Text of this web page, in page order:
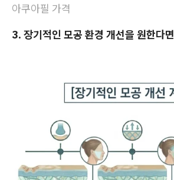
아쿠아필 가격
3. 장기적인 모공 환경 개선을 원한다면